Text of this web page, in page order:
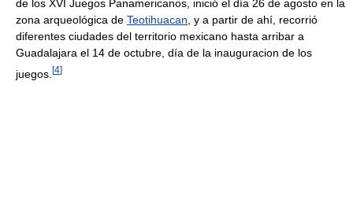
de los XVI Juegos Panamericanos, inició el día 26 de agosto en la
zona arqueológica de Teotihuacan , y a partir de ahí, recorrió
diferentes ciudades del territorio mexicano hasta arribar a
Guadalajara el 14 de octubre, día de la inauguracion de los
juegos. [4]